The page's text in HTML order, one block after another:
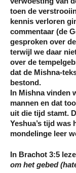
toen de
kennis verloren
commentaar (de
gesproken over
terwijl we daar
over de
dat de Mishna-
bestond.
In Mishna vinden
mannen en dat
uit die tijd stamt.
Yeshua’s tijd was
mondelinge leer
In Brachot 3:5
om het gebed